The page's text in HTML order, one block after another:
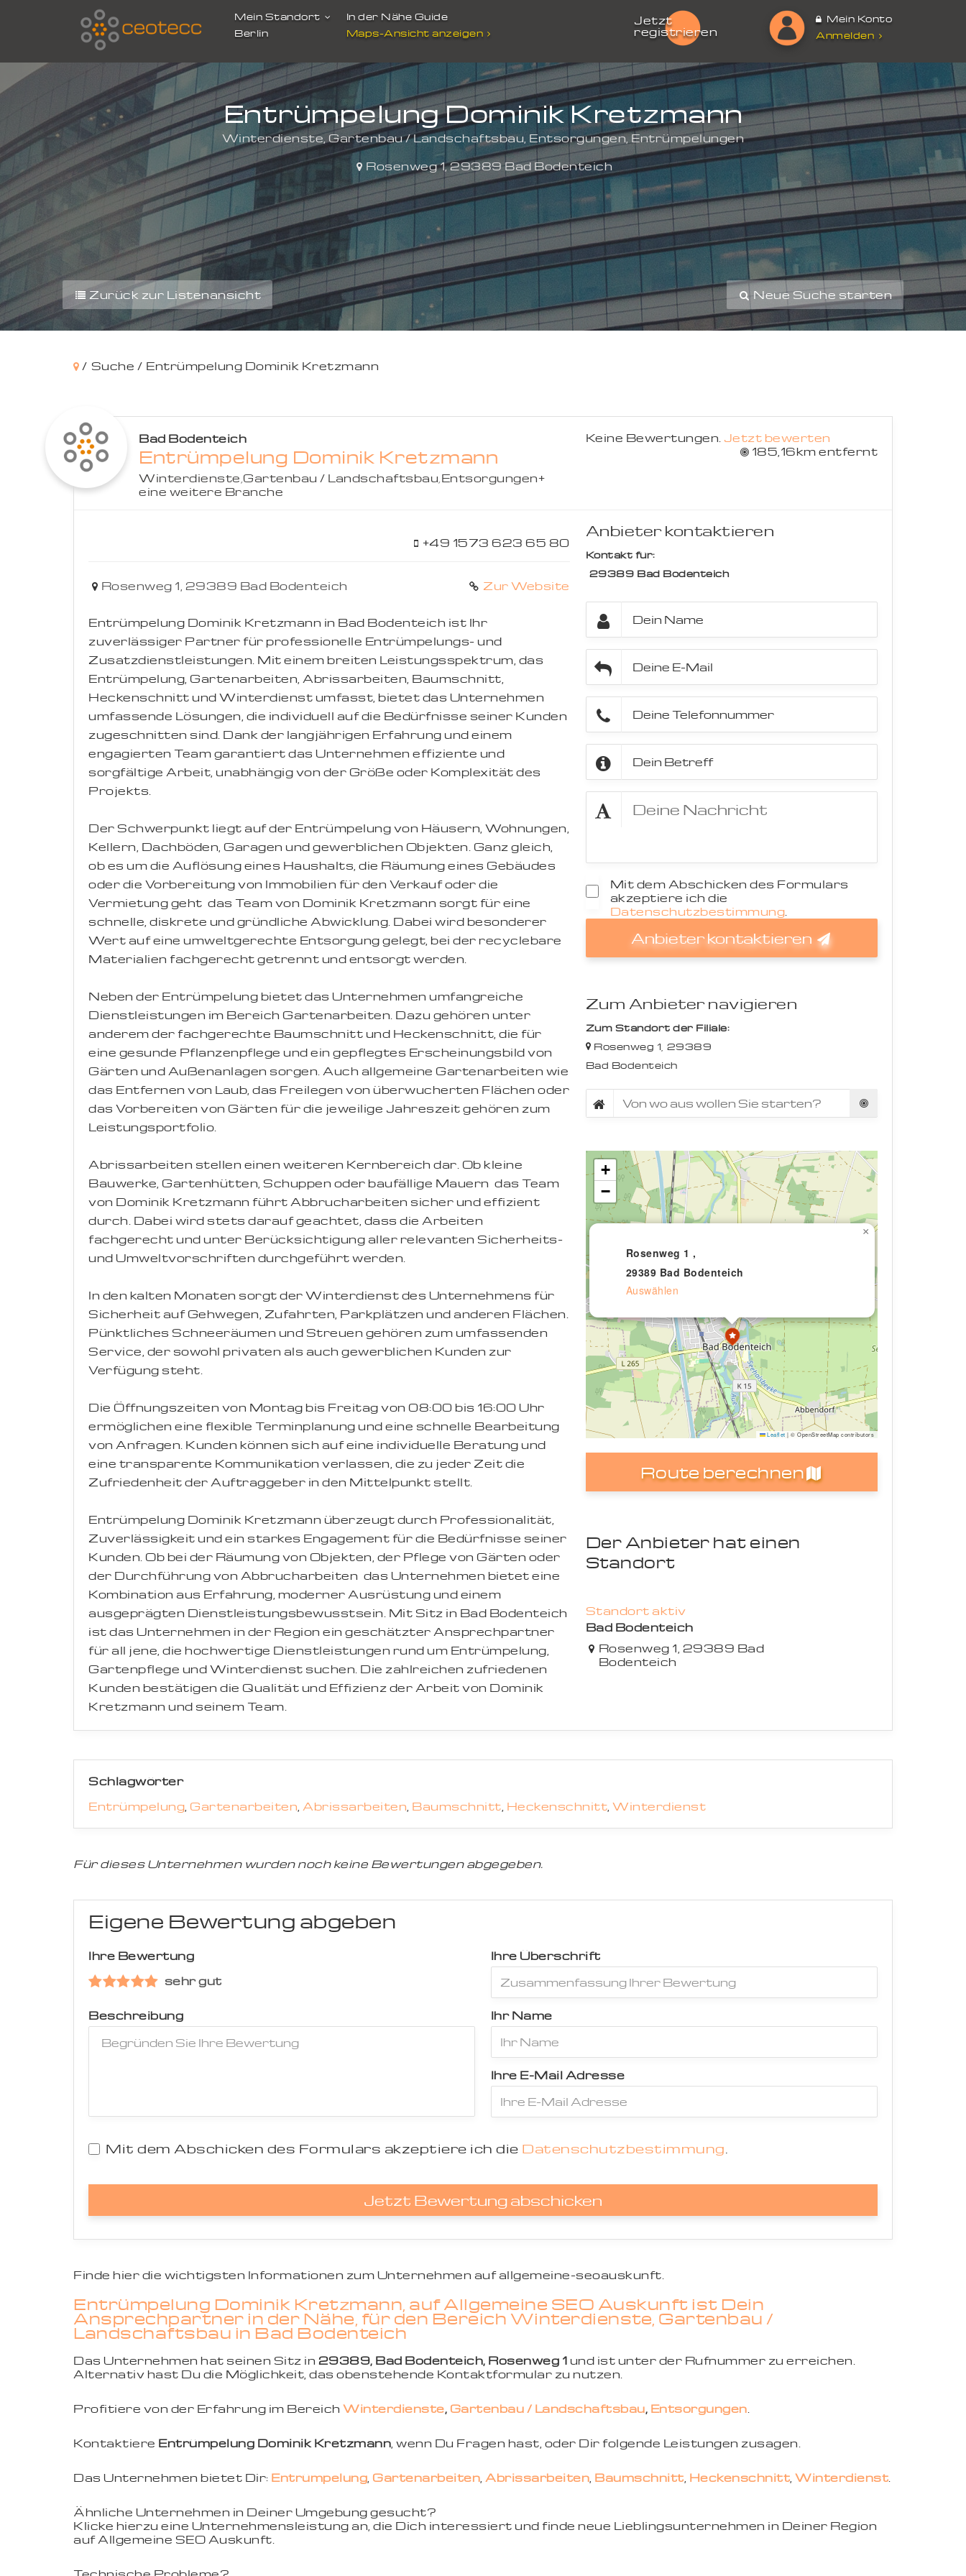
Mein Standort
Berlin
In der Nähe Guide
Maps-Ansicht anzeigen
Jetzt
registrieren
Mein Konto
Anmelden
Entrümpelung Dominik Kretzmann
Winterdienste, Gartenbau / Landschaftsbau, Entsorgungen, Entrümpelungen
Rosenweg 1,29389Bad Bodenteich
Zurück zur Listenansicht Neue Suche starten
/ Suche / Entrümpelung Dominik Kretzmann
Bad Bodenteich
Entrümpelung Dominik Kretzmann
Winterdienste,Gartenbau / Landschaftsbau,Entsorgungen+
eine weitere Branche
Keine Bewertungen. Jetzt bewerten
185,16km entfernt
+49 1573 623 65 80
Rosenweg 1, 29389 Bad Bodenteich Zur Website
Entrümpelung Dominik Kretzmann in Bad Bodenteich ist Ihr
zuverlässiger Partner für professionelle Entrümpelungs- und
Zusatzdienstleistungen. Mit einem breiten Leistungsspektrum, das
Entrümpelung, Gartenarbeiten, Abrissarbeiten, Baumschnitt,
Heckenschnitt und Winterdienst umfasst, bietet das Unternehmen
umfassende Lösungen, die individuell auf die Bedürfnisse seiner Kunden
zugeschnitten sind. Dank der langjährigen Erfahrung und einem
engagierten Team garantiert das Unternehmen effiziente und
sorgfältige Arbeit, unabhängig von der Größe oder Komplexität des
Projekts.
Der Schwerpunkt liegt auf der Entrümpelung von Häusern, Wohnungen,
Kellern, Dachböden, Garagen und gewerblichen Objekten. Ganz gleich,
ob es um die Auflösung eines Haushalts, die Räumung eines Gebäudes
oder die Vorbereitung von Immobilien für den Verkauf oder die
Vermietung geht  das Team von Dominik Kretzmann sorgt für eine
schnelle, diskrete und gründliche Abwicklung. Dabei wird besonderer
Wert auf eine umweltgerechte Entsorgung gelegt, bei der recyclebare
Materialien fachgerecht getrennt und entsorgt werden.
Neben der Entrümpelung bietet das Unternehmen umfangreiche
Dienstleistungen im Bereich Gartenarbeiten. Dazu gehören unter
anderem der fachgerechte Baumschnitt und Heckenschnitt, die für
eine gesunde Pflanzenpflege und ein gepflegtes Erscheinungsbild von
Gärten und Außenanlagen sorgen. Auch allgemeine Gartenarbeiten wie
das Entfernen von Laub, das Freilegen von überwucherten Flächen oder
das Vorbereiten von Gärten für die jeweilige Jahreszeit gehören zum
Leistungsportfolio.
Abrissarbeiten stellen einen weiteren Kernbereich dar. Ob kleine
Bauwerke, Gartenhütten, Schuppen oder baufällige Mauern  das Team
von Dominik Kretzmann führt Abbrucharbeiten sicher und effizient
durch. Dabei wird stets darauf geachtet, dass die Arbeiten
fachgerecht und unter Berücksichtigung aller relevanten Sicherheits-
und Umweltvorschriften durchgeführt werden.
In den kalten Monaten sorgt der Winterdienst des Unternehmens für
Sicherheit auf Gehwegen, Zufahrten, Parkplätzen und anderen Flächen.
Pünktliches Schneeräumen und Streuen gehören zum umfassenden
Service, der sowohl privaten als auch gewerblichen Kunden zur
Verfügung steht.
Die Öffnungszeiten von Montag bis Freitag von 08:00 bis 16:00 Uhr
ermöglichen eine flexible Terminplanung und eine schnelle Bearbeitung
von Anfragen. Kunden können sich auf eine individuelle Beratung und
eine transparente Kommunikation verlassen, die zu jeder Zeit die
Zufriedenheit der Auftraggeber in den Mittelpunkt stellt.
Entrümpelung Dominik Kretzmann überzeugt durch Professionalität,
Zuverlässigkeit und ein starkes Engagement für die Bedürfnisse seiner
Kunden. Ob bei der Räumung von Objekten, der Pflege von Gärten oder
der Durchführung von Abbrucharbeiten  das Unternehmen bietet eine
Kombination aus Erfahrung, moderner Ausrüstung und einem
ausgeprägten Dienstleistungsbewusstsein. Mit Sitz in Bad Bodenteich
ist das Unternehmen in der Region ein geschätzter Ansprechpartner
für all jene, die hochwertige Dienstleistungen rund um Entrümpelung,
Gartenpflege und Winterdienst suchen. Die zahlreichen zufriedenen
Kunden bestätigen die Qualität und Effizienz der Arbeit von Dominik
Kretzmann und seinem Team.
Anbieter kontaktieren
Kontakt für:
29389 Bad Bodenteich
Mit dem Abschicken des Formulars
akzeptiere ich die
Datenschutzbestimmung.
Anbieter kontaktieren
Zum Anbieter navigieren
Zum Standort der Filiale:
Rosenweg 1, 29389
Bad Bodenteich
Rosenweg 1 ,
29389 Bad Bodenteich
Auswählen
×
+
−
Leaflet | © OpenStreetMap contributors
Route berechnen
Der Anbieter hat einen
Standort
Standort aktiv
Bad Bodenteich
Rosenweg 1, 29389 Bad
Bodenteich
Schlagwörter
Entrümpelung, Gartenarbeiten, Abrissarbeiten, Baumschnitt, Heckenschnitt, Winterdienst
Für dieses Unternehmen wurden noch keine Bewertungen abgegeben.
Eigene Bewertung abgeben
Ihre Bewertung
sehr gut
Ihre Überschrift
Ihr Name
Ihre E-Mail Adresse
Beschreibung
Mit dem Abschicken des Formulars akzeptiere ich die Datenschutzbestimmung
Jetzt Bewertung abschicken
Finde hier die wichtigsten Informationen zum Unternehmen auf allgemeine-seoauskunft.
Entrümpelung Dominik Kretzmann, auf Allgemeine SEO Auskunft ist Dein
Ansprechpartner in der Nähe, für den Bereich Winterdienste, Gartenbau /
Landschaftsbau in Bad Bodenteich
Das Unternehmen hat seinen Sitz in 29389, Bad Bodenteich, Rosenweg 1 und ist unter der Rufnummer zu erreichen.
Alternativ hast Du die Möglichkeit, das obenstehende Kontaktformular zu nutzen.
Profitiere von der Erfahrung im Bereich Winterdienste, Gartenbau / Landschaftsbau, Entsorgungen.
Kontaktiere Entrümpelung Dominik Kretzmann, wenn Du Fragen hast, oder Dir folgende Leistungen zusagen.
Das Unternehmen bietet Dir: Entrümpelung, Gartenarbeiten, Abrissarbeiten, Baumschnitt, Heckenschnitt, Winterdienst.
Ähnliche Unternehmen in Deiner Umgebung gesucht?
Klicke hierzu eine Unternehmensleistung an, die Dich interessiert und finde neue Lieblingsunternehmen in Deiner Region
auf Allgemeine SEO Auskunft.